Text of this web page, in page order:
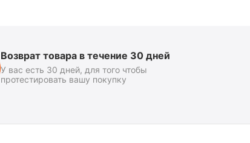
Возврат товара в течение 30 дней
У вас есть 30 дней, для того чтобы
протестировать вашу покупку